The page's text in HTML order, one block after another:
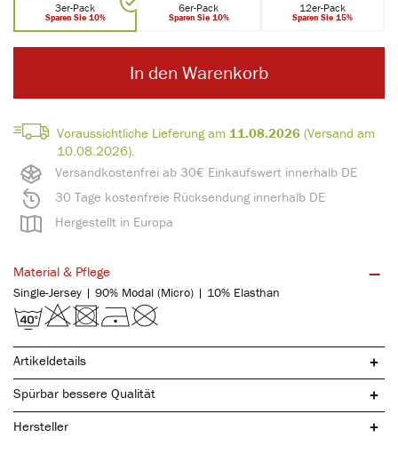
Versandkostenfrei ab 30€ Einkaufswert innerhalb DE
30 Tage kostenfreie Rücksendung innerhalb DE
Hergestellt in Europa
Voraussichtliche Lieferung am 11.08.2026(Versand am
10.08.2026).
3er-Pack
Sparen Sie 10%
6er-Pack
Sparen Sie 10%
12er-Pack
Sparen Sie 15%
In den Warenkorb
Material & Pflege
Single-Jersey | 90% Modal (Micro) | 10% Elasthan
Artikeldetails
Spürbar bessere Qualität
Hersteller